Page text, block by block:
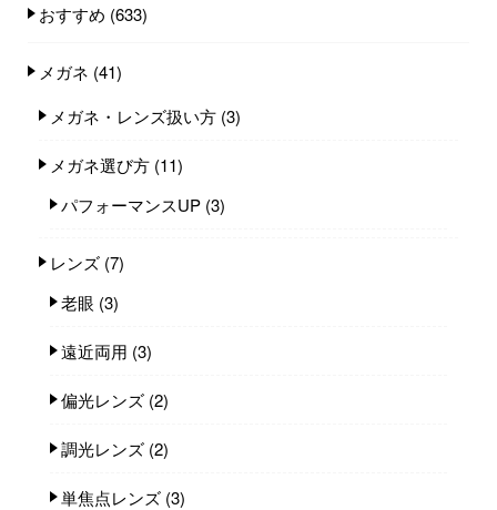
おすすめ (633)
メガネ (41)
メガネ・レンズ扱い方 (3)
メガネ選び方 (11)
パフォーマンスUP (3)
レンズ (7)
老眼 (3)
遠近両用 (3)
偏光レンズ (2)
調光レンズ (2)
単焦点レンズ (3)